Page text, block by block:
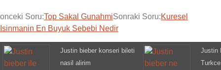
onceki Soru:Top Sakal GunahmiSonraki Soru:Kuresel
Isinmanin En Buyuk Sebebi Nedir
Justin bieber konseri bileti
nasil alirim
Justin
Turkce